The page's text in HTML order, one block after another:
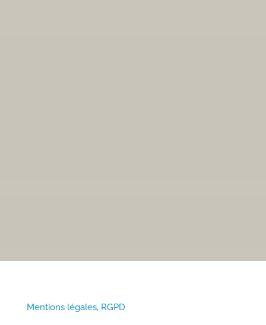
Mentions légales, RGPD